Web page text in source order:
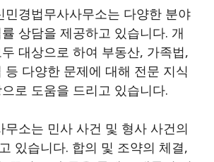
민경법무사사무소는 다양한 분야
상담을 제공하고 있습니다. 개
대상으로 하여 부동산, 가족법,
등 다양한 문제에 대해 전문 지식
로 도움을 드리고 있습니다.
무소는 민사 사건 및 형사 사건의
있습니다. 합의 및 조약의 체결,